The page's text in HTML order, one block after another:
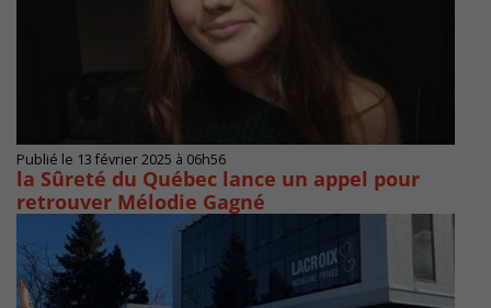
Publié le 13 février 2025 à 06h56
la Sûreté du Québec lance un appel pour
retrouver Mélodie Gagné